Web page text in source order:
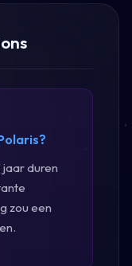
jaar duren
zou een